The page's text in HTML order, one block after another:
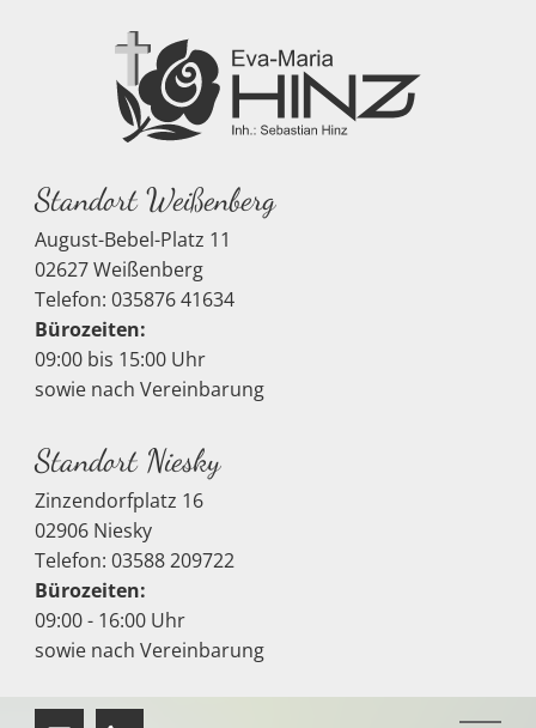
Standort Weißenberg
August-Bebel-Platz 11
02627 Weißenberg
Telefon: 035876 41634
Bürozeiten:
09:00 bis 15:00 Uhr
sowie nach Vereinbarung
Standort Niesky
Zinzendorfplatz 16
02906 Niesky
Telefon: 03588 209722
Bürozeiten:
09:00 - 16:00 Uhr
sowie nach Vereinbarung